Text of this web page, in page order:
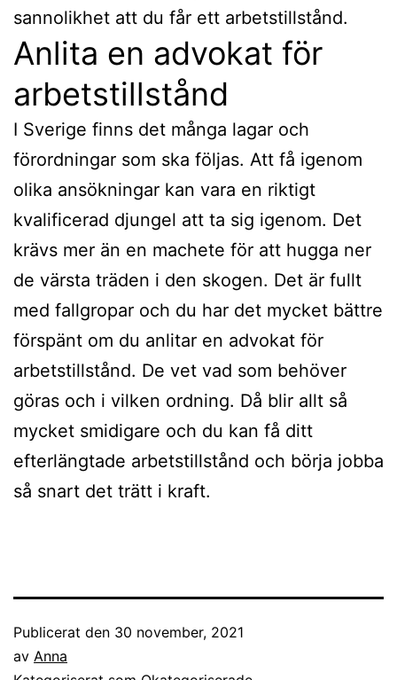
sannolikhet att du får ett arbetstillstånd.
Anlita en advokat för
arbetstillstånd
I Sverige finns det många lagar och
förordningar som ska följas. Att få igenom
olika ansökningar kan vara en riktigt
kvalificerad djungel att ta sig igenom. Det
krävs mer än en machete för att hugga ner
de värsta träden i den skogen. Det är fullt
med fallgropar och du har det mycket bättre
förspänt om du anlitar en advokat för
arbetstillstånd. De vet vad som behöver
göras och i vilken ordning. Då blir allt så
mycket smidigare och du kan få ditt
efterlängtade arbetstillstånd och börja jobba
så snart det trätt i kraft.
Publicerat den 30 november, 2021
av Anna